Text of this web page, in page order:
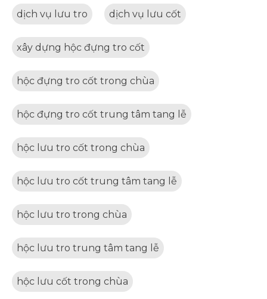
dịch vụ lưu tro dịch vụ lưu cốt
xây dựng hộc đựng tro cốt
hộc đựng tro cốt trong chùa
hộc đựng tro cốt trung tâm tang lễ
hộc lưu tro cốt trong chùa
hộc lưu tro cốt trung tâm tang lễ
hộc lưu tro trong chùa
hộc lưu tro trung tâm tang lễ
hộc lưu cốt trong chùa